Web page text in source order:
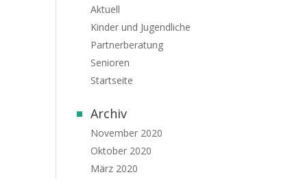
Aktuell
Kinder und Jugendliche
Partnerberatung
Senioren
Startseite
Archiv
November 2020
Oktober 2020
März 2020